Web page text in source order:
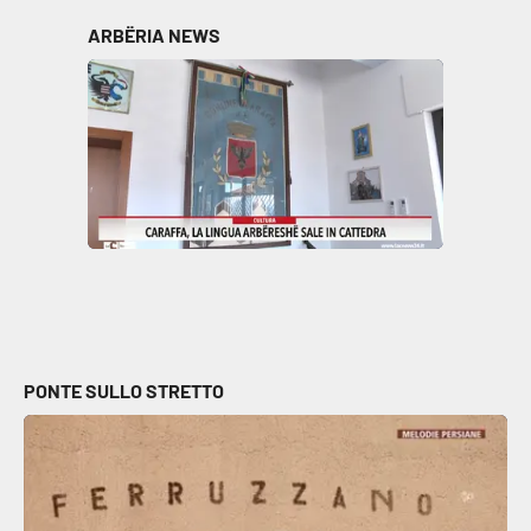
Parchi Marini Calabria
Leggendo Alvaro insieme
Imprese Di Calabria
Le perfidie di Antonella Grippo
LaC TV
ARBËRIA NEWS
PONTE SULLO STRETTO